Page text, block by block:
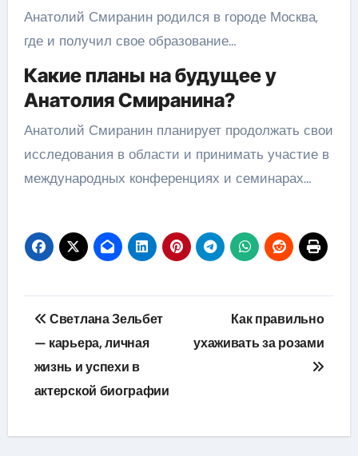
Анатолий Смиранин родился в городе Москва,
где и получил свое образование…
Какие планы на будущее у
Анатолия Смиранина?
Анатолий Смиранин планирует продолжать свои
исследования в области и принимать участие в
международных конференциях и семинарах…
Навигация
по
записям
Светлана Зельбет
— карьера, личная
жизнь и успехи в
актерской биографии
Как правильно
ухаживать за розами